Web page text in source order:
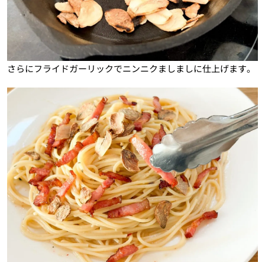
さらにフライドガーリックでニンニクましましに仕上げます。